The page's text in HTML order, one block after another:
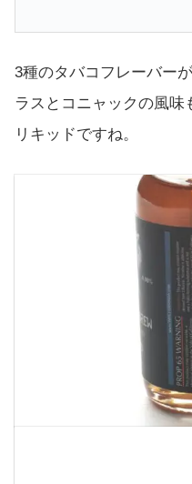
3種のタバコフレーバー
ラスとコニャックの風味
リキッドですね。